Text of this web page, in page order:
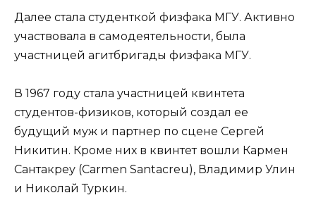
Далее стала студенткой физфака МГУ. Активно
участвовала в самодеятельности, была
участницей агитбригады физфака МГУ.
В 1967 году стала участницей квинтета
студентов-физиков, который создал ее
будущий муж и партнер по сцене Сергей
Никитин. Кроме них в квинтет вошли Кармен
Сантакреу (Carmen Santacreu), Владимир Улин
и Николай Туркин.